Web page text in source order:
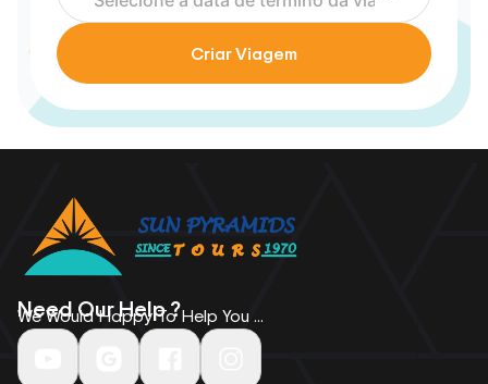
Criar Viagem
Need Our Help ?
We Would Happy To Help You ...